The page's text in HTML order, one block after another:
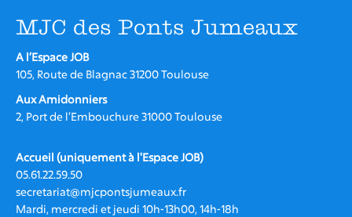
MJC des Ponts Jumeaux
A l’Espace JOB
105, Route de Blagnac 31200 Toulouse
Aux Amidonniers
2, Port de l’Embouchure 31000 Toulouse
Accueil (uniquement à l'Espace JOB)
05.61.22.59.50
secretariat@mjcpontsjumeaux.fr
Mardi, mercredi et jeudi 10h-13h00, 14h-18h